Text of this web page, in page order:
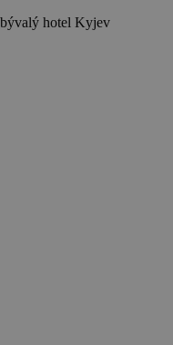
hotel Kyjev